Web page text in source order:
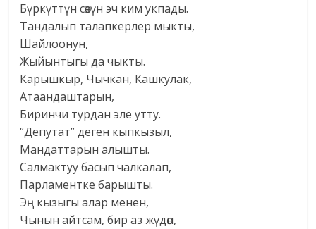
Бүркүттүн сөзүн эч ким укпады.
Тандалып талапкерлер мыкты,
Шайлоонун,
Жыйынтыгы да чыкты.
Карышкыр, Чычкан, Кашкулак,
Атаандаштарын,
Биринчи турдан эле утту.
“Депутат” деген кыпкызыл,
Мандаттарын алышты.
Салмактуу басып чалкалап,
Парламентке барышты.
Эң кызыгы алар менен,
Чынын айтсам, бир аз жүдөп,